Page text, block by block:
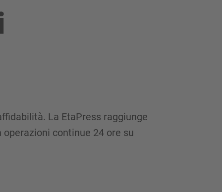
La EtaPress raggiunge
continue 24 ore su